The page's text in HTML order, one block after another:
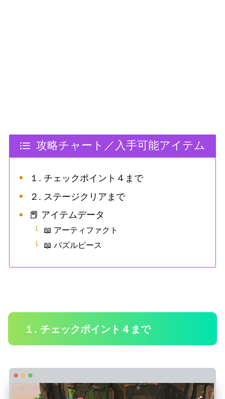
攻略チャート／入手可能アイテム
１. チェックポイント４まで
２. ステージクリアまで
📕 アイテムデータ
📖 アーティファクト
📖 パズルピース
１. チェックポイント４まで